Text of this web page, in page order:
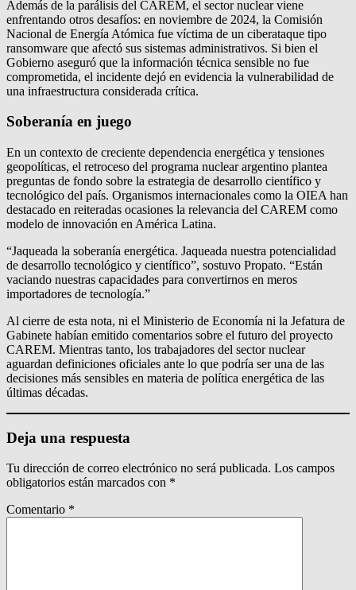
Además de la parálisis del CAREM, el sector nuclear viene
enfrentando otros desafíos: en noviembre de 2024, la Comisión
Nacional de Energía Atómica fue víctima de un ciberataque tipo
ransomware que afectó sus sistemas administrativos. Si bien el
Gobierno aseguró que la información técnica sensible no fue
comprometida, el incidente dejó en evidencia la vulnerabilidad de
una infraestructura considerada crítica.
Soberanía en juego
En un contexto de creciente dependencia energética y tensiones
geopolíticas, el retroceso del programa nuclear argentino plantea
preguntas de fondo sobre la estrategia de desarrollo científico y
tecnológico del país. Organismos internacionales como la OIEA han
destacado en reiteradas ocasiones la relevancia del CAREM como
modelo de innovación en América Latina.
“Jaqueada la soberanía energética. Jaqueada nuestra potencialidad
de desarrollo tecnológico y científico”, sostuvo Propato. “Están
vaciando nuestras capacidades para convertirnos en meros
importadores de tecnología.”
Al cierre de esta nota, ni el Ministerio de Economía ni la Jefatura de
Gabinete habían emitido comentarios sobre el futuro del proyecto
CAREM. Mientras tanto, los trabajadores del sector nuclear
aguardan definiciones oficiales ante lo que podría ser una de las
decisiones más sensibles en materia de política energética de las
últimas décadas.
Deja una respuesta
Tu dirección de correo electrónico no será publicada. Los campos
obligatorios están marcados con *
Comentario *